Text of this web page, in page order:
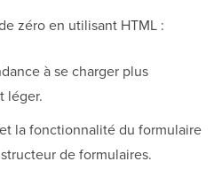
zéro en utilisant HTML :
à se charger plus
léger.
la fonctionnalité du formulaire
de formulaires.